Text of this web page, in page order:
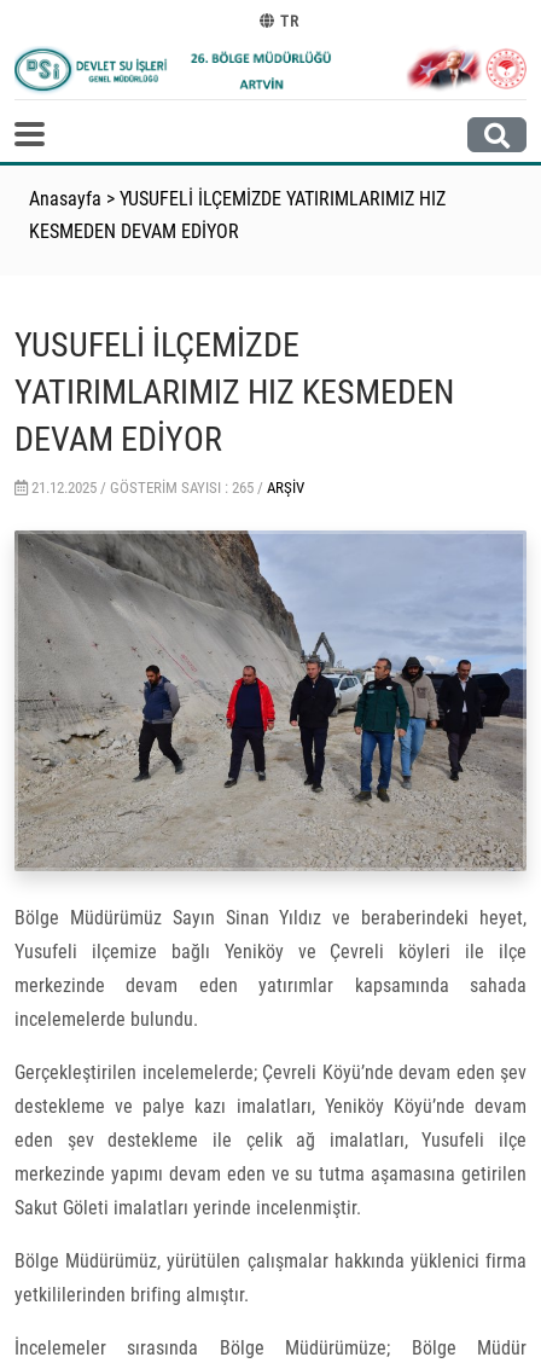
TR
Anasayfa > YUSUFELİ İLÇEMİZDE YATIRIMLARIMIZ HIZ
KESMEDEN DEVAM EDİYOR
YUSUFELİ İLÇEMİZDE
YATIRIMLARIMIZ HIZ KESMEDEN
DEVAM EDİYOR
21.12.2025 / GÖSTERIM SAYISI : 265 / ARŞIV
Bölge Müdürümüz Sayın Sinan Yıldız ve beraberindeki heyet,
Yusufeli ilçemize bağlı Yeniköy ve Çevreli köyleri ile ilçe
merkezinde devam eden yatırımlar kapsamında sahada
incelemelerde bulundu.
Gerçekleştirilen incelemelerde; Çevreli Köyü’nde devam eden şev
destekleme ve palye kazı imalatları, Yeniköy Köyü’nde devam
eden şev destekleme ile çelik ağ imalatları, Yusufeli ilçe
merkezinde yapımı devam eden ve su tutma aşamasına getirilen
Sakut Göleti imalatları yerinde incelenmiştir.
Bölge Müdürümüz, yürütülen çalışmalar hakkında yüklenici firma
yetkililerinden brifing almıştır.
İncelemeler sırasında Bölge Müdürümüze; Bölge Müdür